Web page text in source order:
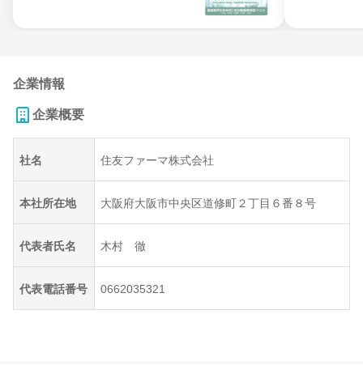
企業情報
企業概要
社名 住友ファーマ株式会社
本社所在地 大阪府大阪市中央区道修町２丁目６番８号
代表者氏名 木村 徹
代表電話番号 0662035321